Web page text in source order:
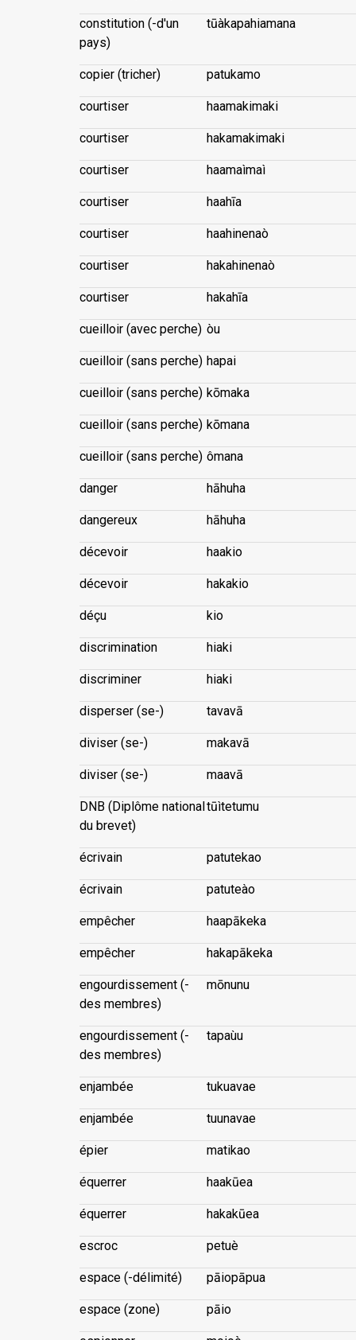
constitution (-d'un
pays)
tūàkapahiamana
copier (tricher) patukamo
courtiser haamakimaki
courtiser hakamakimaki
courtiser haamaìmaì
courtiser haahīa
courtiser haahinenaò
courtiser hakahinenaò
courtiser hakahīa
cueilloir (avec perche) òu
cueilloir (sans perche) hapai
cueilloir (sans perche) kōmaka
cueilloir (sans perche) kōmana
cueilloir (sans perche) ômana
danger hāhuha
dangereux hāhuha
décevoir haakio
décevoir hakakio
déçu kio
discrimination hiaki
discriminer hiaki
disperser (se-) tavavā
diviser (se-) makavā
diviser (se-) maavā
DNB (Diplôme national
du brevet)
tūìtetumu
écrivain patutekao
écrivain patuteào
empêcher haapākeka
empêcher hakapākeka
engourdissement (-
des membres)
mōnunu
engourdissement (-
des membres)
tapaùu
enjambée tukuavae
enjambée tuunavae
épier matikao
équerrer haakūea
équerrer hakakūea
escroc petuè
espace (-délimité) pāiopāpua
espace (zone) pāio